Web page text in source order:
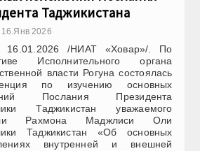
Таджикистана
16.Янв 2026
16.01.2026 /НИАТ «Ховар»/. По
Исполнительного органа
власти Рогуна состоялась
по изучению основных
Послания Президента
Таджикистан уважаемого
Рахмона Маджлиси Оли
Таджикистан «Об основных
внутренней и внешней